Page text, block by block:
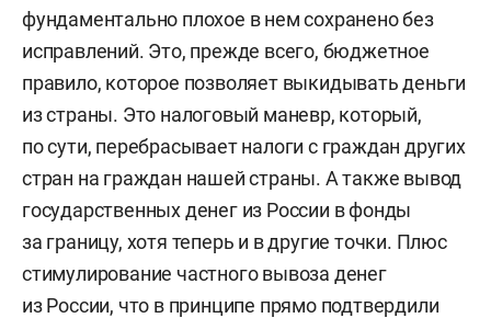
фундаментально плохое в нем сохранено без
исправлений. Это, прежде всего, бюджетное
правило, которое позволяет выкидывать деньги
из страны. Это налоговый маневр, который,
по сути, перебрасывает налоги с граждан других
стран на граждан нашей страны. А также вывод
государственных денег из России в фонды
за границу, хотя теперь и в другие точки. Плюс
стимулирование частного вывоза денег
из России, что в принципе прямо подтвердили